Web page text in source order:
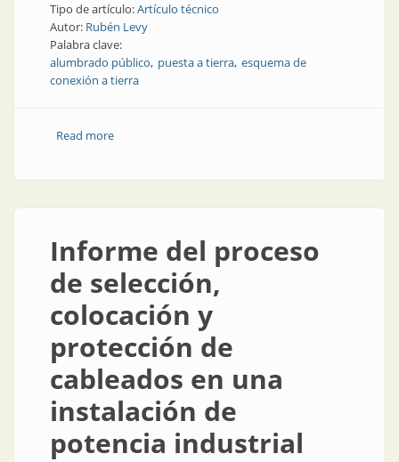
Tipo de artículo:Artículo técnico
Autor: Rubén Levy
Palabra clave:
alumbrado público puesta a tierra esquema de
conexión a tierra
Read moreabout Actualización en seguridad eléctrica y
Informe del proceso
de selección,
colocación y
protección de
cableados en una
instalación de
potencia industrial